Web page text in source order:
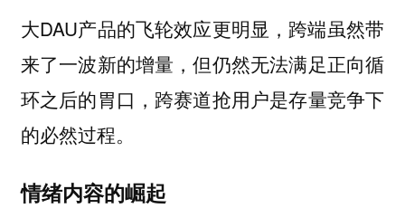
大DAU产品的飞轮效应更明显，跨端虽然带
来了一波新的增量，但仍然无法满足正向循
环之后的胃口，跨赛道抢用户是存量竞争下
的必然过程。
情绪内容的崛起